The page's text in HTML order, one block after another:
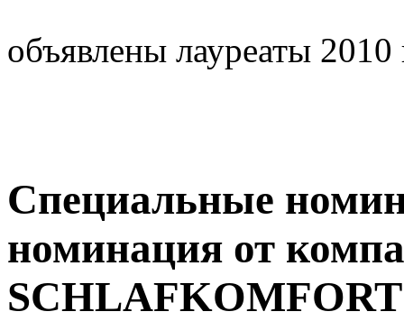
объявлены лауреаты 2010
Специальные
номинация от
SCHLAFKOMFORT